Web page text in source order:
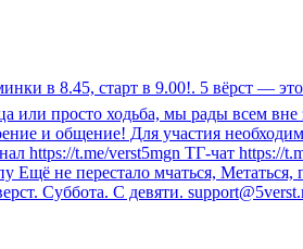
в 8.45, старт в 9.00!. 5 вёрст —
или просто ходьба, мы рады всем
и общение! Для участия
https://t.me/verst5mgn ТГ-чат https://
не перестало мчаться,
Суббота. С девяти.